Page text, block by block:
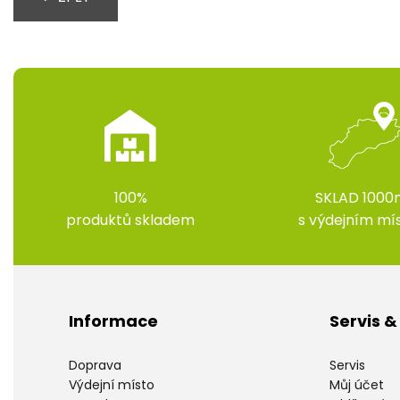
100%
produktů skladem
SKLAD
s výdejním
Informace
Doprava
Výdejní místo
Servis
Servis
Můj účet